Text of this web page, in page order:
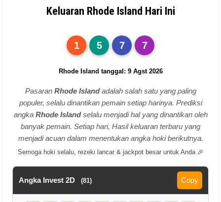
Keluaran Rhode Island Hari Ini
1 5 7 7
Rhode Island tanggal: 9 Agst 2026
Pasaran Rhode Islandadalah salah satu yang paling
populer, selalu dinantikan pemain setiap harinya. Prediksi
angka Rhode Islandselalu menjadi hal yang dinantikan oleh
banyak pemain. Setiap hari, Hasil keluaran terbaru yang
menjadi acuan dalam menentukan angka hoki berikutnya.
Semoga hoki selalu, rezeki lancar & jackpot besar untuk Anda 🎉
Angka Invest 2D (81) Copy